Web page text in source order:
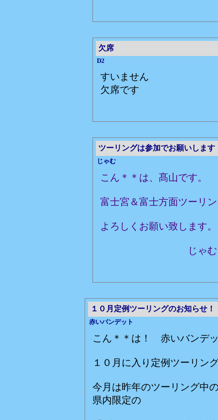
欠席
D2
すいません
欠席です
ツーリングは参加でお願いします
じゃむ
こん＊＊は、髙山です。
富士宮＆富士方面ツーリ
よろしくお願い致します。
じゃむ
１０月定例ツーリングのお知らせ！
赤いバンデット
こん＊＊は！ 赤いバンデ
１０月に入り定例ツーリン
今月は昨年のツーリング中
県内限定の